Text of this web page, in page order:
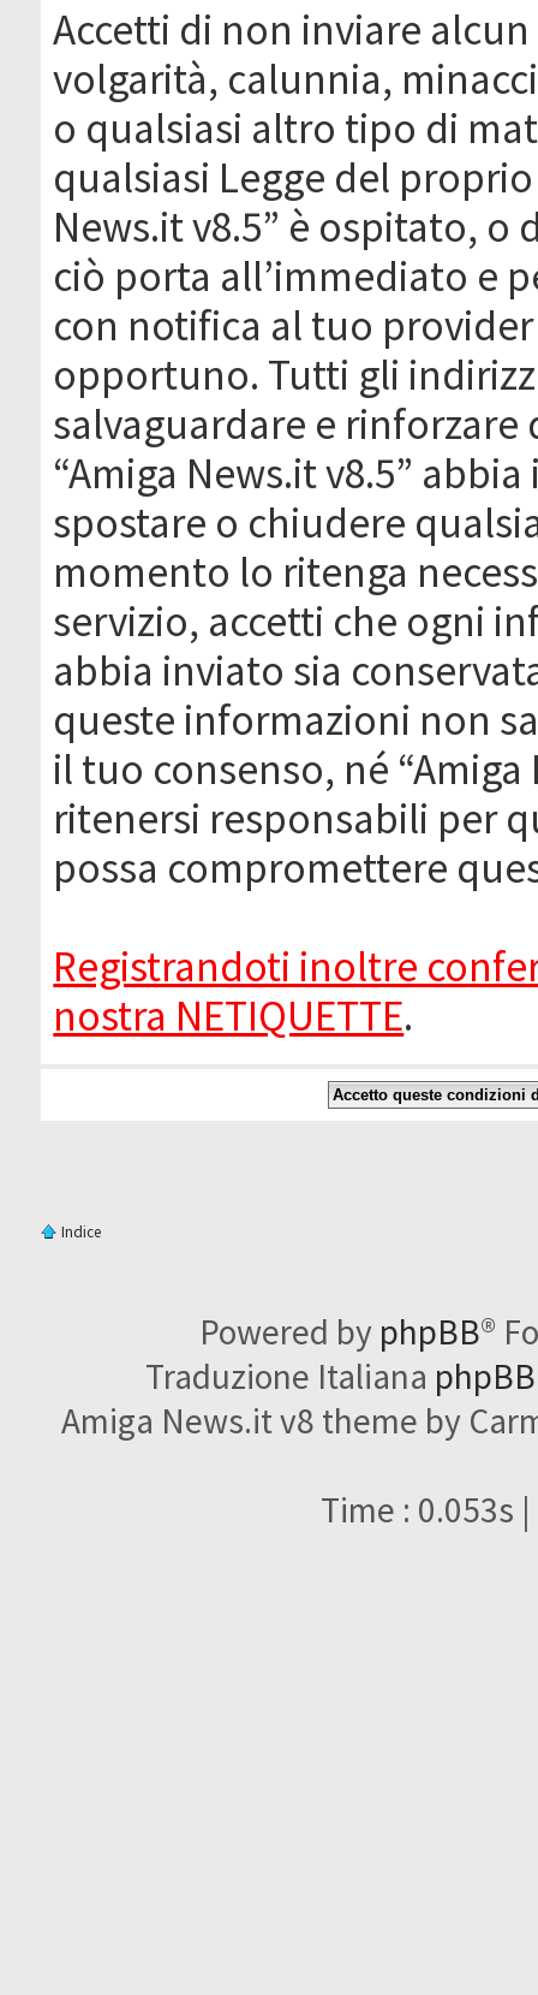
Accetti di non inviare
volgarità, calunnia,
o qualsiasi altro tipo di
qualsiasi Legge del
News.it v8.5” è ospitato, o
ciò porta all’immediato e
con notifica al tuo
opportuno. Tutti gli
salvaguardare e
“Amiga News.it v8.5”
spostare o chiudere
momento lo ritenga
servizio, accetti che ogni
abbia inviato sia
queste informazioni non
il tuo consenso, né
ritenersi responsabili per
possa compromettere
Registrandoti inoltre
nostra NETIQUETTE.
Indice
Powered by phpBB®
Traduzione Italiana
Amiga News.it v8 theme by
Time : 0.053s